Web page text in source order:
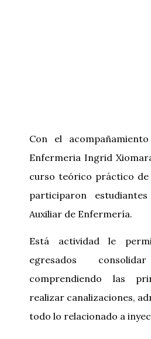
Con el
Enfermeria Ingrid
curso teórico práctico de
participaron
Auxiliar de Enfermería.
Está actividad le
egresados
comprendiendo las
realizar canalizaciones,
todo lo relacionado a